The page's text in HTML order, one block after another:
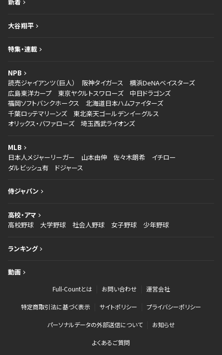
大谷翔平
特集・連載
NPB
読売ジャイアンツ（巨人）
阪神タイガース
横浜DeNAベイスターズ
広島東洋カープ
東京ヤクルトスワローズ
中日ドラゴンズ
福岡ソフトバンクホークス
北海道日本ハムファイターズ
千葉ロッテマリーンズ
東北楽天ゴールデンイーグルス
オリックス・バファローズ
埼玉西武ライオンズ
MLB
日本人メジャーリーガー
山本由伸 佐々木朗希
イチロー
ダルビッシュ有
ドジャース
侍ジャパン
高校・アマ
高校野球
大学野球 社会人野球 女子野球 少年野球
ランキング
動画
Full-Countとは お問い合わせ 運営会社
特定商取引法に基づく表示 サイトポリシー プライバシーポリシー
パーソナルデータの外部送信について お知らせ
よくあるご質問